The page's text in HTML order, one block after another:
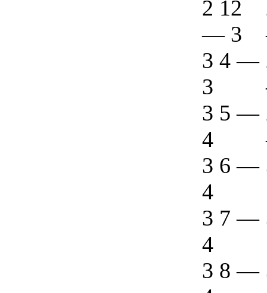
2 12
— 3
3 4 —
3
3 5 —
4
3 6 —
4
3 7 —
4
3 8 —